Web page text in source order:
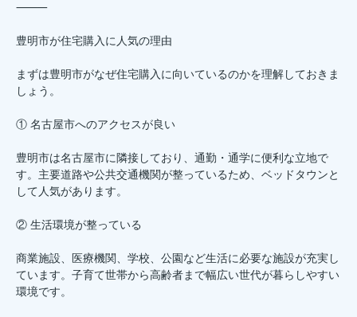
⸻
豊明市が住宅購入に人気の理由
まずは豊明市がなぜ住宅購入に向いているのかを理解しておきま
しょう。
① 名古屋市へのアクセスが良い
豊明市は名古屋市に隣接しており、通勤・通学に便利な立地で
す。主要道路や公共交通機関が整っているため、ベッドタウンと
して人気があります。
② 生活環境が整っている
商業施設、医療機関、学校、公園など生活に必要な施設が充実し
ています。子育て世帯から高齢者まで幅広い世代が暮らしやすい
環境です。